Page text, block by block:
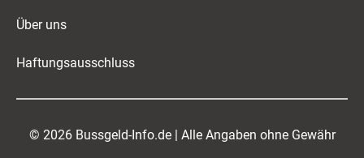
Über uns
Haftungsausschluss
© 2026 Bussgeld-Info.de | Alle Angaben ohne Gewähr